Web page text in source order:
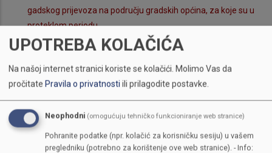
gadskog prijevoza na području gradskih općina, za koje su u
proteklom periodu
Pitanje upućujem Ministarstvu privrede Kantona Sarajevo
odgovor na inicijativu koju smo u proceduru uputili ja i
zastupnik Aljoša Čampara, a kojom smo tražili izradu plana
aktivnosti za realizaci
Podnosim inicijativu Vladi Kantona Sarajevo i Ministarstvu
komunalne privrede, infrastrukture, prostornog uređenja,
građenja i zaštite okoliša Kantona Sarajevo da hitno pristupe
UPOTREBA KOLAČIĆA
Na našoj internet stranici koriste se kolačići. Molimo Vas da
pročitate Pravila o privatnostiili prilagodite postavke.
Neophodni (omogućuju tehničko funkcioniranje web stranice)
Pohranite podatke (npr. kolačić za korisničku sesiju) u vašem
pregledniku (potrebno za korištenje ove web stranice). - Info: